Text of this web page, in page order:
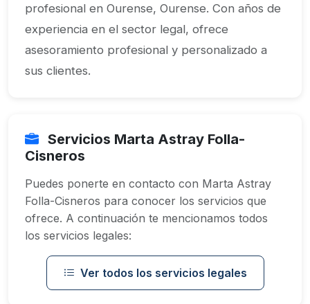
profesional en Ourense, Ourense. Con años de
experiencia en el sector legal, ofrece
asesoramiento profesional y personalizado a
sus clientes.
Servicios Marta Astray Folla-
Cisneros
Puedes ponerte en contacto con Marta Astray
Folla-Cisneros para conocer los servicios que
ofrece. A continuación te mencionamos todos
los servicios legales:
Ver todos los servicios legales